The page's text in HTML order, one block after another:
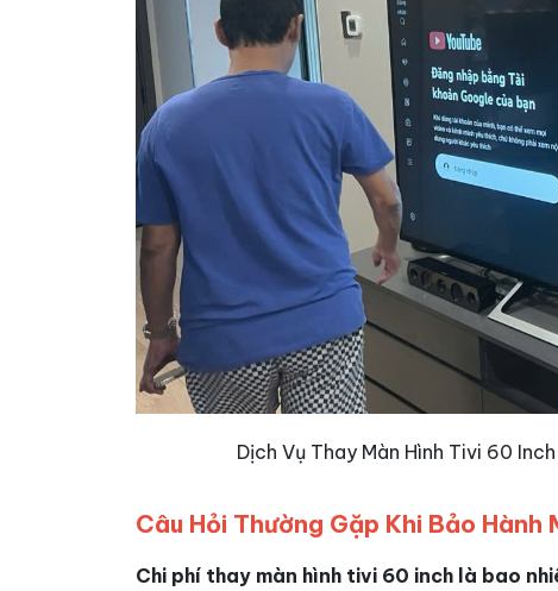
Dịch Vụ Thay Màn Hình Tivi 60
Câu Hỏi Thường Gặp Khi Bảo Hành
Chi phí thay màn hình tivi 60 inch là bao